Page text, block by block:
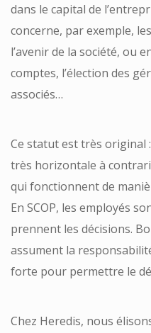
dans le capital de
concerne, par exemple,
l’avenir de la société, ou
comptes, l’élection des
associés…
Ce statut est très
très horizontale à
qui fonctionnent de
En SCOP, les employés
prennent les décisions.
assument la
forte pour permettre le
Chez Heredis, nous